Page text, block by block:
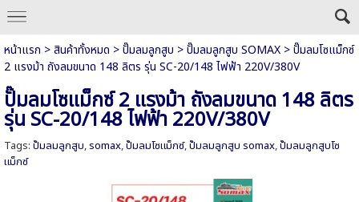
หน้าแรก >สินค้าทั้งหมด >ปั๊มลมลูกสูบ >ปั๊มลมลูกสูบ SOMAX>ปั๊มลมโซแม็กซ์
2 แรงม้า ถังลมขนาด 148 ลิตร รุ่น SC-20/148 ไฟฟ้า 220V/380V
ปั๊มลมโซแม็กซ์ 2 แรงม้า ถังลมขนาด 148 ลิตร
รุ่น SC-20/148 ไฟฟ้า 220V/380V
Tags: ปั๊มลมลูกสูบ,somax,ปั๊มลมโซแม็กซ์,ปั๊มลมลูกสูบ somax,ปั๊มลมลูกสูบโซ
แม็กซ์